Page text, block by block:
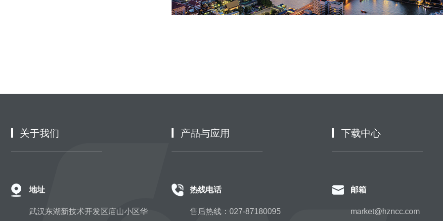
关于我们
地址
武汉东湖新技术开发区庙山小区华
产品与应用
热线电话
售后热线：027-87180095
下载中心
邮箱
market@hzncc.com